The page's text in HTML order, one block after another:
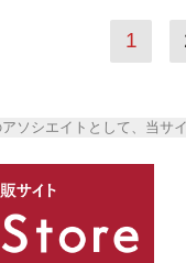
1
ソシエイトとして、当サ